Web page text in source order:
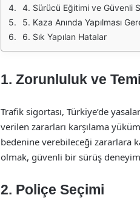
4. Sürücü Eğitimi ve Güvenli
5. Kaza Anında Yapılması
6. Sık Yapılan Hatalar
1. Zorunluluk ve
Trafik sigortası, Türkiye’de
verilen zararları karşılama
bedenine verebileceği zararlara
olmak, güvenli bir sürüş
2. Poliçe Seçimi